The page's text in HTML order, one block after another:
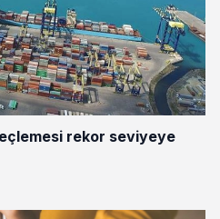
rekor seviyeye